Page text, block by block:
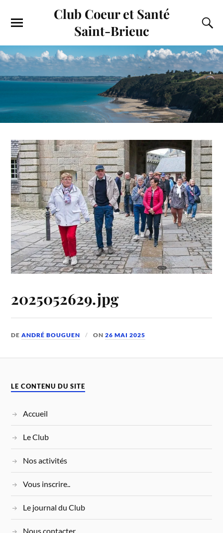
Club Coeur et Santé
Saint-Brieuc
2025052629.jpg
DEANDRÉ BOUGUEN ON26 MAI 2025
LE CONTENU DU SITE
Accueil
Le Club
Nos activités
Vous inscrire..
Le journal du Club
Nous contacter